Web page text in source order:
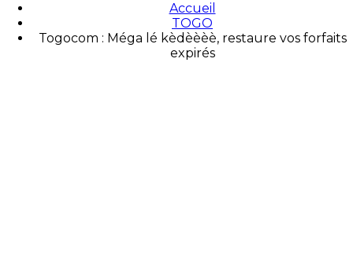
Accueil
TOGO
Togocom : Méga lé kèdèèèè, restaure vos forfaits
expirés